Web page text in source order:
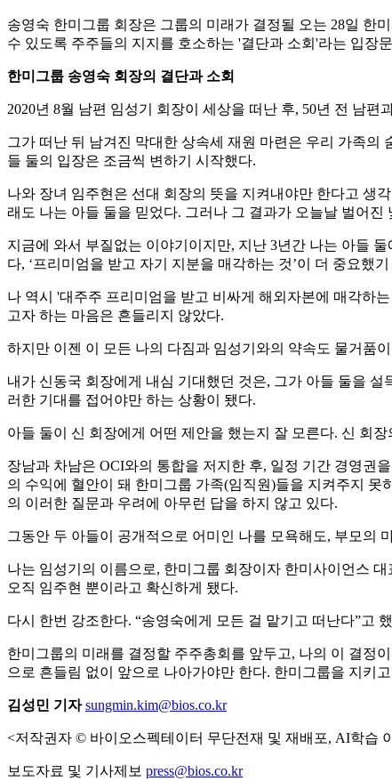
송영숙 한미그룹 회장은 그룹의 미래가 결정될 오는 28일 한
수 있도록 주주들의 지지를 호소하는 '결단과 소회'라는 입장
한미그룹 송영숙 회장의 결단과 소회
2020년 8월 남편 임성기 회장이 세상을 떠난 후, 50년 전 남
그가 떠난 뒤 남겨진 막대한 상속세 재원 마련은 우리 가족
들 둘의 입장은 조금씩 변하기 시작했다.
나와 장녀 임주현은 선대 회장의 뜻을 지켜내야만 한다고 생
래도 나는 아들 둘을 믿었다. 그러나 그 결과가 오늘날 벌어진
지금에 와서 부질없는 이야기이지만, 지난 3년간 나는 아들
다, ‘프리미엄을 받고 자기 지분을 매각하는 것’이 더 중요했
나 역시 '대주주 프리미엄을 받고 비싸게 해외자본에 매각하
고자 하는 마음은 흔들리지 않았다.
하지만 이젠 이 모든 나의 다짐과 임성기와의 약속도 물거품
내가 신동국 회장에게 내심 기대했던 것은, 그가 아들 둘을
러한 기대를 접어야만 하는 상황이 됐다.
아들 둘이 신 회장에게 어떤 제안을 했는지 잘 모른다. 신 회
장남과 차남은 OCI와의 통합을 저지한 후, 일정 기간 경영권
의 수익에 혈안이 돼 한미그룹 가족(임직원)들을 지켜주지
의 이러한 질문과 우려에 아무런 답을 하지 않고 있다.
그동안 두 아들이 공개적으로 어미인 나를 모욕해도, 부모의
나는 임성기의 이름으로, 한미그룹 회장이자 한미사이언스
오직 임주현 뿐이라고 확신하게 됐다.
다시 한번 강조한다. “송영숙에게 모든 걸 맡기고 떠난다”고
한미그룹의 미래를 결정할 주주총회를 앞두고, 나의 이 결정
으로 흔들림 없이 앞으로 나아가야만 한다. 한미그룹을 지키
김성민 기자 sungmin.kim@bios.co.kr
<저작권자 © 바이오스펙테이터 무단전재 및 재배포, AI학습
보도자료 및 기사제보 press@bios.co.kr